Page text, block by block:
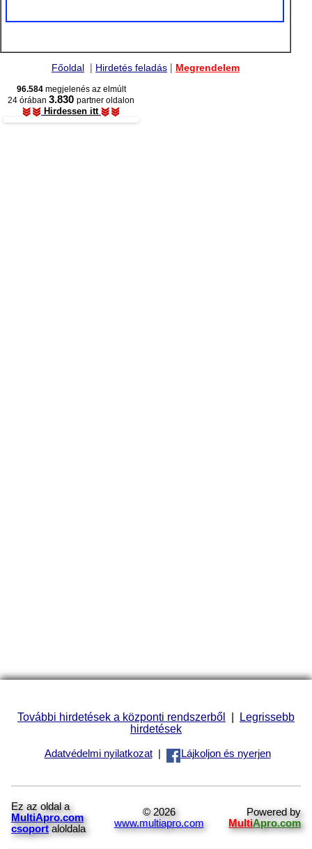
Főoldal | Hirdetés feladás | Megrendelem
96.584megjelenés az elmúlt
24 órában 3.830 partner oldalon
Hirdessen itt
További hirdetések a központi rendszerből | Legrissebb
hirdetések
Adatvédelmi nyilatkozat| Lájkoljon és nyerjen
Ez az oldal a
MultiApro.com
csoport aloldala
© 2026
www.multiapro.com
Powered by
MultiApro.com